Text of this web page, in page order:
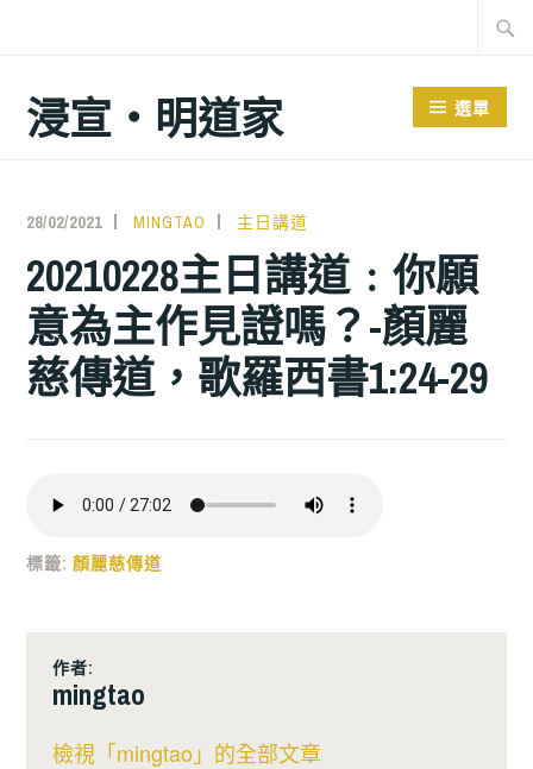
關
鍵
浸宣‧明道家 選單
28/02/2021 MINGTAO 主日講道
20210228主日講道﹕你願
意為主作見證嗎？-顏麗
慈傳道，歌羅西書1:24-29
標籤:顏麗慈傳道
作者:
mingtao
檢視「mingtao」的全部文章